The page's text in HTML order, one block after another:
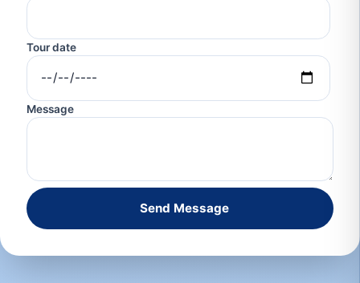
Tour date
Message
Send Message